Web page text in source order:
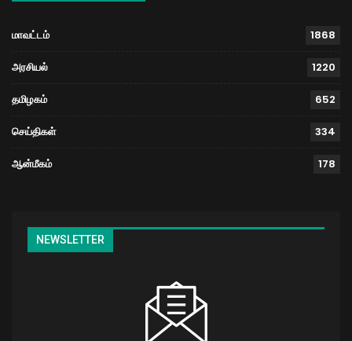
மாவட்டம் 1868
அரசியல் 1220
தமிழகம் 652
செய்திகள் 334
ஆன்மீகம் 178
NEWSLETTER